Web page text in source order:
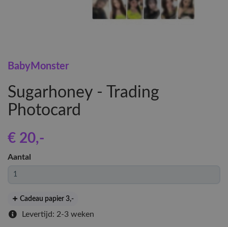
BabyMonster
Sugarhoney - Trading
Photocard
€ 20,-
Aantal
Cadeau papier 3,-
Levertijd: 2-3 weken